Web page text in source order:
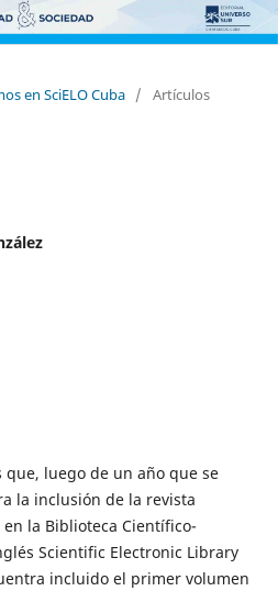
en SciELO Cuba / Artículos
que, luego de un año que se
la inclusión de la revista
la Biblioteca Científico-
Scientific Electronic Library
incluido el primer volumen